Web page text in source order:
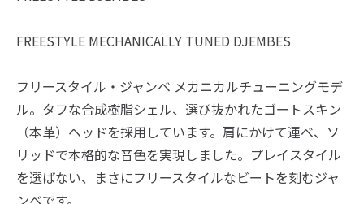
FREESTYLE MECHANICALLY TUNED DJEMBES
フリースタイル・ジャンベ メカニカルチューニングモデ
ル。タフな合成樹脂シェル、選び抜かれたゴートスキン
（本革）ヘッドを採用しています。肩にかけて運べ、ソ
リッドで本格的な音色を実現しました。プレイスタイル
を選ばない、まさにフリースタイルなビートを刻むジャ
ンベです。